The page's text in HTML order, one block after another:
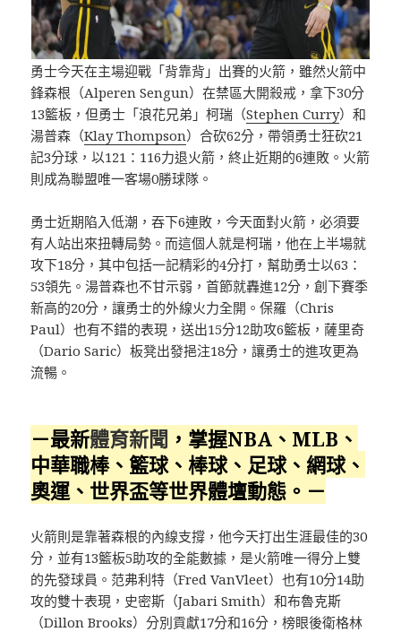
勇士今天在主場迎戰「背靠背」出賽的火箭，雖然火箭中
鋒森根（Alperen Sengun）在禁區大開殺戒，拿下30分
13籃板，但勇士「浪花兄弟」柯瑞（Stephen Curry）和
湯普森（Klay Thompson）合砍62分，帶領勇士狂砍21
記3分球，以121：116力退火箭，終止近期的6連敗。火箭
則成為聯盟唯一客場0勝球隊。
勇士近期陷入低潮，吞下6連敗，今天面對火箭，必須要
有人站出來扭轉局勢。而這個人就是柯瑞，他在上半場就
攻下18分，其中包括一記精彩的4分打，幫助勇士以63：
53領先。湯普森也不甘示弱，首節就轟進12分，創下賽季
新高的20分，讓勇士的外線火力全開。保羅（Chris
Paul）也有不錯的表現，送出15分12助攻6籃板，薩里奇
（Dario Saric）板凳出發挹注18分，讓勇士的進攻更為
流暢。
－最新體育新聞 ，掌握NBA、MLB、
中華職棒、籃球、棒球、足球、網球、
奧運、世界盃等世界體壇動態。－
火箭則是靠著森根的內線支撐，他今天打出生涯最佳的30
分，並有13籃板5助攻的全能數據，是火箭唯一得分上雙
的先發球員。范弗利特（Fred VanVleet）也有10分14助
攻的雙十表現，史密斯（Jabari Smith）和布魯克斯
（Dillon Brooks）分別貢獻17分和16分，榜眼後衛格林